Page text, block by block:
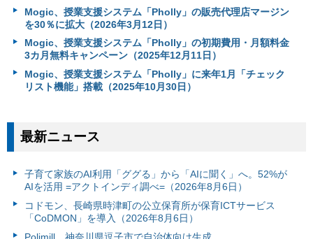
Mogic、授業支援システム「Pholly」の販売代理店マージン
を30％に拡大（2026年3月12日）
Mogic、授業支援システム「Pholly」の初期費用・月額料金
3カ月無料キャンペーン（2025年12月11日）
Mogic、授業支援システム「Pholly」に来年1月「チェック
リスト機能」搭載（2025年10月30日）
最新ニュース
子育て家族のAI利用「ググる」から「AIに聞く」へ。52%が
AIを活用 =アクトインディ調べ=（2026年8月6日）
コドモン、長崎県時津町の公立保育所が保育ICTサービス
「CoDMON」を導入（2026年8月6日）
Polimill、神奈川県逗子市で自治体向け生成